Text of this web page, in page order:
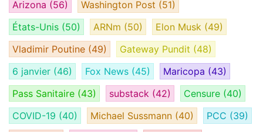
Arizona (56) Washington Post (51)
États-Unis (50) ARNm (50) Elon Musk (49)
Vladimir Poutine (49) Gateway Pundit (48)
6 janvier (46) Fox News (45) Maricopa (43)
Pass Sanitaire (43) substack (42) Censure (40)
COVID-19 (40) Michael Sussmann (40) PCC (39)